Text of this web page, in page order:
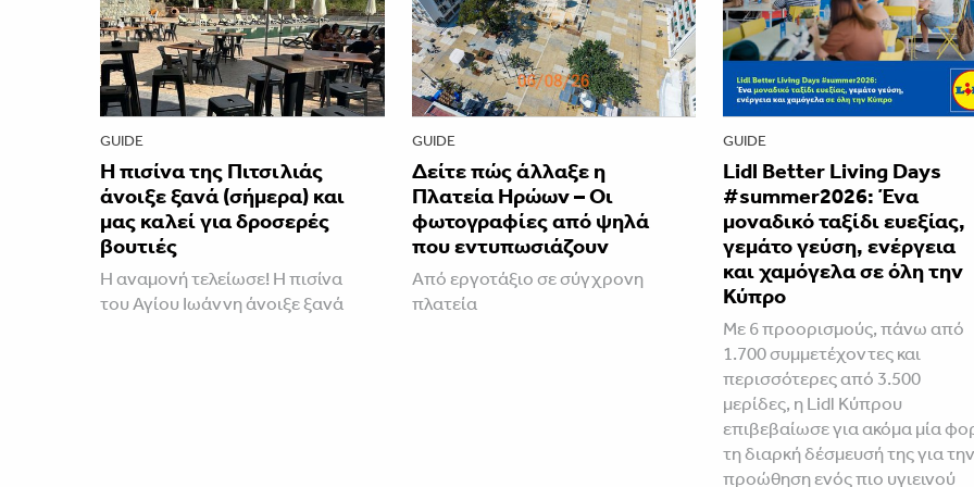
GUIDE
Η πισίνα της Πιτσιλιάς
άνοιξε ξανά (σήμερα) και
μας καλεί για δροσερές
βουτιές
Η αναμονή τελείωσε! Η πισίνα
του Αγίου Ιωάννη άνοιξε ξανά
GUIDE
Δείτε πώς άλλαξε η
Πλατεία Ηρώων – Οι
φωτογραφίες από ψηλά
που εντυπωσιάζουν
Από εργοτάξιο σε σύγχρονη
πλατεία
GUIDE
Lidl Better Living Days
#summer2026: Ένα
μοναδικό ταξίδι ευεξίας,
γεμάτο γεύση, ενέργεια
και χαμόγελα σε όλη την
Κύπρο
Με 6 προορισμούς, πάνω από
1.700 συμμετέχοντες και
περισσότερες από 3.500
μερίδες, η Lidl Κύπρου
επιβεβαίωσε για ακόμα μία
τη διαρκή δέσμευσή της για
προώθηση ενός πιο υγιεινού